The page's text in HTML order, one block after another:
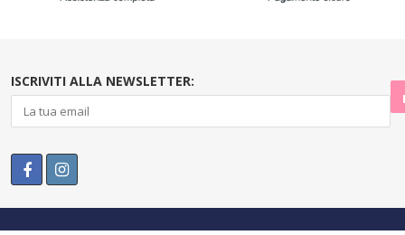
ISCRIVITI ALLA NEWSLETTER: